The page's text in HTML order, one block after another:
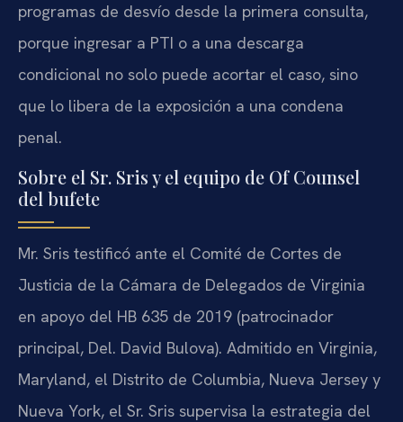
programas de desvío desde la primera consulta,
porque ingresar a PTI o a una descarga
condicional no solo puede acortar el caso, sino
que lo libera de la exposición a una condena
penal.
Sobre el Sr. Sris y el equipo de Of Counsel
del bufete
Mr. Sris testificó ante el Comité de Cortes de
Justicia de la Cámara de Delegados de Virginia
en apoyo del HB 635 de 2019 (patrocinador
principal, Del. David Bulova). Admitido en Virginia,
Maryland, el Distrito de Columbia, Nueva Jersey y
Nueva York, el Sr. Sris supervisa la estrategia del